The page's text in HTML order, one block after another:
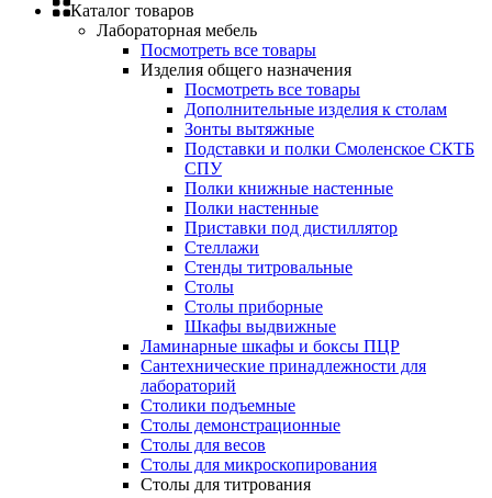
Каталог товаров
Лабораторная мебель
Посмотреть все товары
Изделия общего назначения
Посмотреть все товары
Дополнительные изделия к столам
Зонты вытяжные
Подставки и полки Смоленское СКТБ
СПУ
Полки книжные настенные
Полки настенные
Приставки под дистиллятор
Стеллажи
Стенды титровальные
Столы
Столы приборные
Шкафы выдвижные
Ламинарные шкафы и боксы ПЦР
Сантехнические принадлежности для
лабораторий
Столики подъемные
Столы демонстрационные
Столы для весов
Столы для микроскопирования
Столы для титрования